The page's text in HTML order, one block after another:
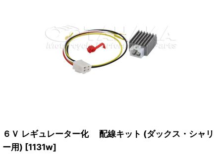
６Ｖ レギュレーター化 配線キット (ダックス・シャリ
ー用) [1131w]